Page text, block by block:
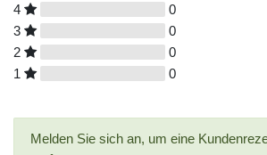
4
0
3
0
2
0
1
0
Melden Sie sich an, um eine